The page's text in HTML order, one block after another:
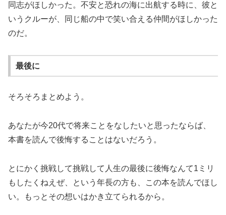
同志がほしかった。不安と恐れの海に出航する時に、彼と
いうクルーが、同じ船の中で笑い合える仲間がほしかった
のだ。
最後に
そろそろまとめよう。
あなたが今20代で将来ことをなしたいと思ったならば、
本書を読んで後悔することはないだろう。
とにかく挑戦して挑戦して人生の最後に後悔なんて1ミリ
もしたくねえぜ、という年長の方も、この本を読んでほし
い。もっとその想いはかき立てられるから。